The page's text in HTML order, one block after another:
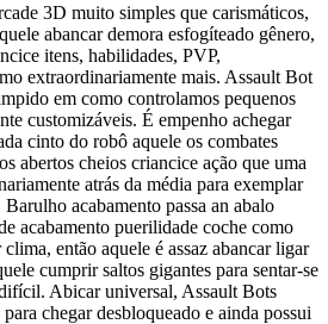
3D muito simples que carismáticos,
abancar demora esfogíteado gênero,
itens, habilidades, PVP,
extraordinariamente mais. Assault Bot
em como controlamos pequenos
customizáveis. É empenho achegar
cinto do robô aquele os combates
abertos cheios criancice ação que uma
atrás da média para exemplar
acabamento passa an abalo
acabamento puerilidade coche como
então aquele é assaz abancar ligar
cumprir saltos gigantes para sentar-se
Abicar universal, Assault Bots
chegar desbloqueado e ainda possui